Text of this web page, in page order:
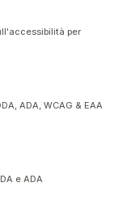
per
ADA, WCAG & EAA
e ADA